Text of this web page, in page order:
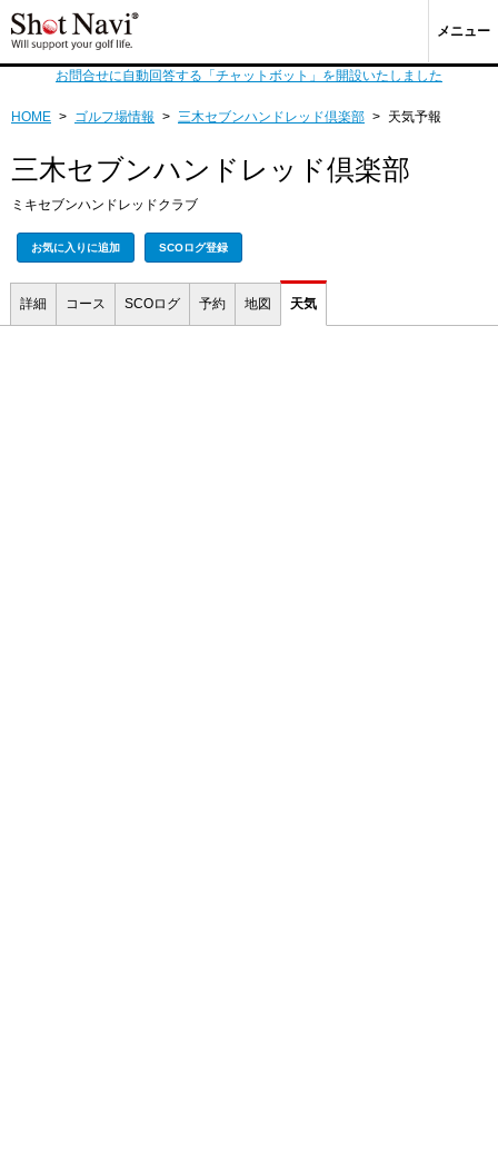
メニュー
お問合せに自動回答する「チャットボット」を開設いたしました
HOME > ゴルフ場情報 > 三木セブンハンドレッド倶楽部 > 天気予報
三木セブンハンドレッド倶楽部
ミキセブンハンドレッドクラブ
お気に入りに追加 SCOログ登録
詳細 コース SCOログ 予約 地図 天気